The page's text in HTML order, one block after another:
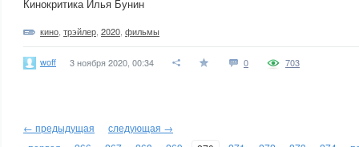
Кинокритика Илья Бунин
кино трэйлер 2020 фильмы
woff 3 ноября 2020, 00:34 0 703
← предыдущая
следующая →